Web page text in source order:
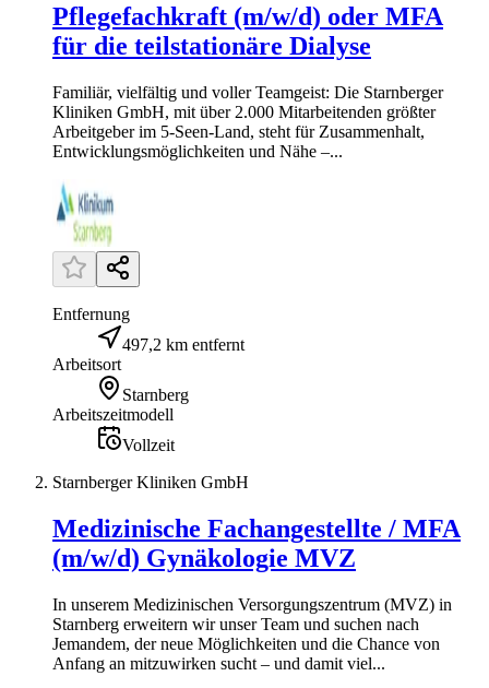
Pflegefachkraft (m/w/d) oder MFA
für die teilstationäre Dialyse
Familiär, vielfältig und voller Teamgeist: Die Starnberger
Kliniken GmbH, mit über 2.000 Mitarbeitenden größter
Arbeitgeber im 5-Seen-Land, steht für Zusammenhalt,
Entwicklungsmöglichkeiten und Nähe –...
Entfernung
497,2 km entfernt
Arbeitsort
Starnberg
Arbeitszeitmodell
Vollzeit
Starnberger Kliniken GmbH
Medizinische Fachangestellte / MFA
(m/w/d) Gynäkologie MVZ
In unserem Medizinischen Versorgungszentrum (MVZ) in
Starnberg erweitern wir unser Team und suchen nach
Jemandem, der neue Möglichkeiten und die Chance von
Anfang an mitzuwirken sucht – und damit viel...